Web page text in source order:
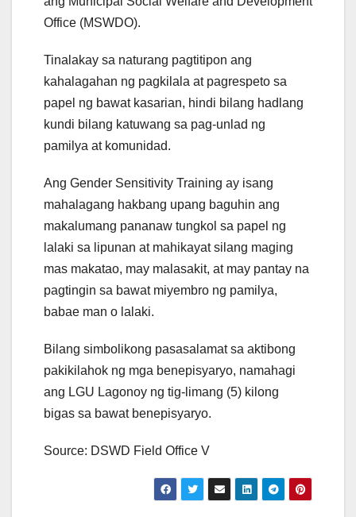
Office (MSWDO).
Tinalakay sa naturang pagtitipon ang
kahalagahan ng pagkilala at pagrespeto sa
papel ng bawat kasarian, hindi bilang hadlang
kundi bilang katuwang sa pag-unlad ng
pamilya at komunidad.
Ang Gender Sensitivity Training ay isang
mahalagang hakbang upang baguhin ang
makalumang pananaw tungkol sa papel ng
lalaki sa lipunan at mahikayat silang maging
mas makatao, may malasakit, at may pantay na
pagtingin sa bawat miyembro ng pamilya,
babae man o lalaki.
Bilang simbolikong pasasalamat sa aktibong
pakikilahok ng mga benepisyaryo, namahagi
ang LGU Lagonoy ng tig-limang (5) kilong
bigas sa bawat benepisyaryo.
Source: DSWD Field Office V